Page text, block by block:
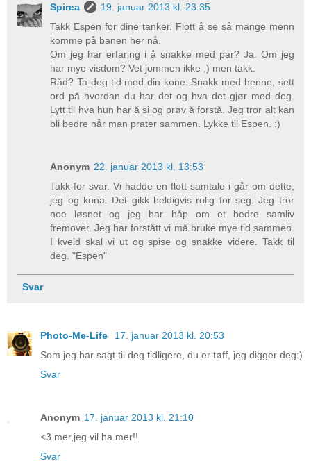
Spirea
19. januar 2013 kl. 23:35
Takk Espen for dine tanker. Flott å se så mange menn
komme på banen her nå.
Om jeg har erfaring i å snakke med par? Ja. Om jeg
har mye visdom? Vet jommen ikke ;) men takk.
Råd? Ta deg tid med din kone. Snakk med henne, sett
ord på hvordan du har det og hva det gjør med deg.
Lytt til hva hun har å si og prøv å forstå. Jeg tror alt kan
bli bedre når man prater sammen. Lykke til Espen. :)
Anonym 22. januar 2013 kl. 13:53
Takk for svar. Vi hadde en flott samtale i går om dette,
jeg og kona. Det gikk heldigvis rolig for seg. Jeg tror
noe løsnet og jeg har håp om et bedre samliv
fremover. Jeg har forstått vi må bruke mye tid sammen.
I kveld skal vi ut og spise og snakke videre. Takk til
deg. "Espen"
Svar
Photo-Me-Life
17. januar 2013 kl. 20:53
Som jeg har sagt til deg tidligere, du er tøff, jeg digger deg:)
Svar
Anonym 17. januar 2013 kl. 21:10
<3 mer,jeg vil ha mer!!
Svar